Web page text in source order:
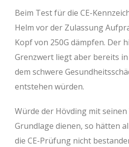
Beim Test für die CE-
Helm vor der Zulassung
Kopf von 250G dämpfen. Der
Grenzwert liegt aber bereits
dem schwere
entstehen würden.
Würde der Hövding mit
Grundlage dienen, so hätten
die CE-Prüfung nicht